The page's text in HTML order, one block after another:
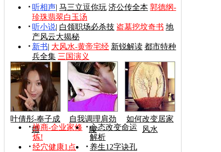
听相声| 马三立逗你玩 济公传全本 郭德纲-
珍珠翡翠白玉汤
听小说| 白领职场必杀技 盗墓挖坟奇书 地
产风云大揭秘
新书| 大风水-黄帝宅经 新锐解读 都市特种
兵全集 三国演义
叶倩彤-奉子成
婚
自我调理肩劲
腰
如何改变居家
风水
禅商-企业家修
炼!
心态改变命运
解析
经穴健康1点
养生12字诀孔